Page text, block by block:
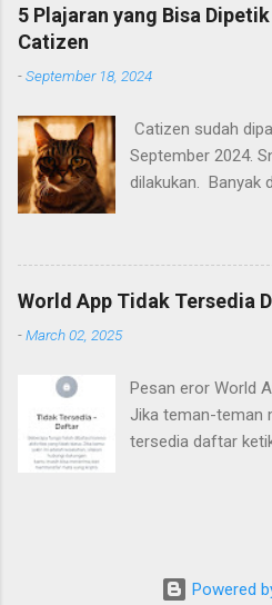
poin yang perlu diperhatikan.
5 Plajaran yang Bisa
Catizen
-September 18, 2024
Catizen sudah
September 2024.
dilakukan. Banyak
sedikit.
sudah bermain
keyakinan hanya
yang dikeluarkan
catizen ini. Berikut
bisa diambil dari
World App Tidak Tersedia
-March 02, 2025
Pesan eror World
Jika teman-teman
tersedia daftar
baru. Pesan eror
maka akun tidak
Powered